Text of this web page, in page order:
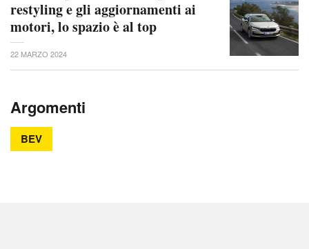
restyling e gli aggiornamenti ai
motori, lo spazio è al top
22 MARZO 2024
Argomenti
BEV